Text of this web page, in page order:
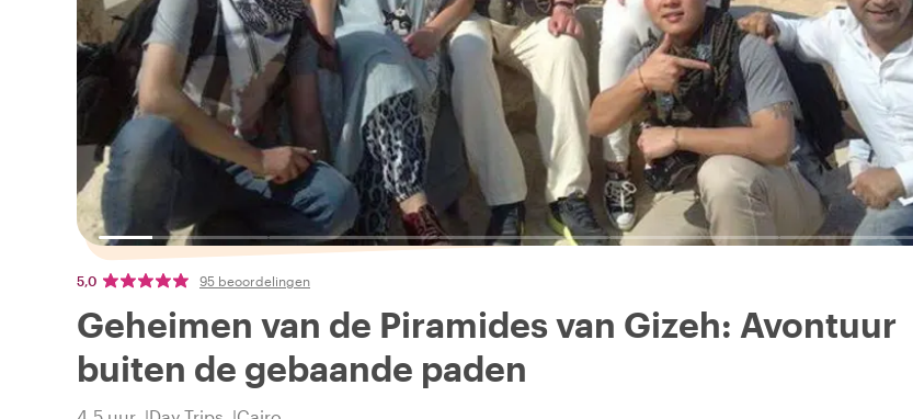
5,0 95 beoordelingen
Geheimen van de Piramides van Gizeh: Avontuur
buiten de gebaande paden